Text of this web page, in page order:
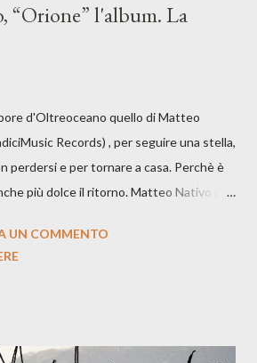
“Orione” l'album. La
d'Oltreoceano quello di Matteo
Records) , per seguire una stella,
perdersi e per tornare a casa. Perchè è
più dolce il ritorno. Matteo Nativo per
e consapevole oltre che con ottimi
UN COMMENTO